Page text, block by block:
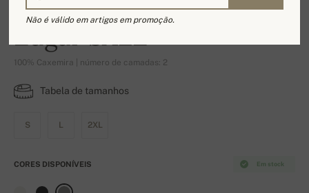
-16%
Edgar SALE
100% Caxemira | número de camadas: 2
Tabela de tamanhos
S L 2XL
Em stock
CORES DISPONÍVEIS
Não é válido em artigos em promoção.